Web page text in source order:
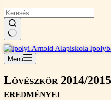
Nincs
találat
Menü
Lövészkör 2014/
eredményei